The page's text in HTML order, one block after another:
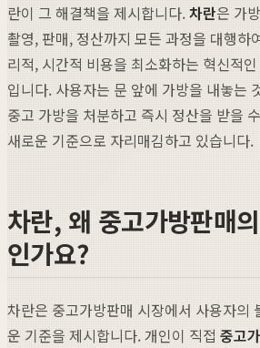
란이 그 해결책을 제시합니다.차란은 가
촬영, 판매, 정산까지 모든 과정을 대행하
리적, 시간적 비용을 최소화하는 혁신적인
입니다. 사용자는 문 앞에 가방을 내놓는
중고 가방을 처분하고 즉시 정산을 받을
새로운 기준으로 자리매김하고 있습니다.
차란, 왜 중고가방판매
인가요?
차란은 중고가방판매 시장에서 사용자의
운 기준을 제시합니다. 개인이 직접 중고